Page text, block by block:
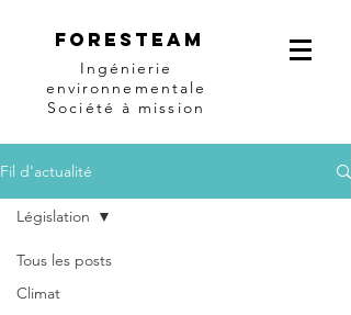
Foresteam
Ingénierie
environnementale
Société à mission
Fil d'actualité
Tous les posts
Climat
Législation